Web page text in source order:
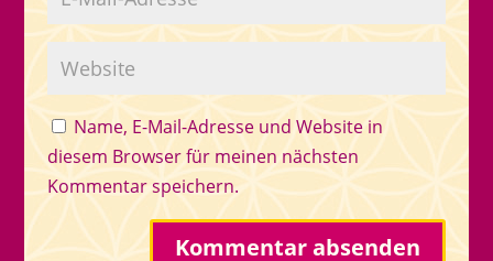
Name, E-Mail-Adresse und Website in
diesem Browser für meinen nächsten
Kommentar speichern.